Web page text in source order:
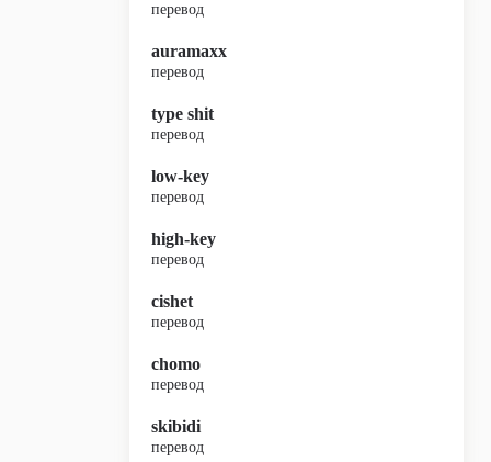
перевод
auramaxx
перевод
type shit
перевод
low-key
перевод
high-key
перевод
cishet
перевод
chomo
перевод
skibidi
перевод